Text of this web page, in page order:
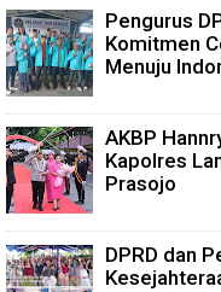
Pengurus
Komitmen
Menuju
AKBP
Kapolres
Prasojo
DPRD dan